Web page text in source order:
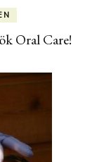
Oral Care!